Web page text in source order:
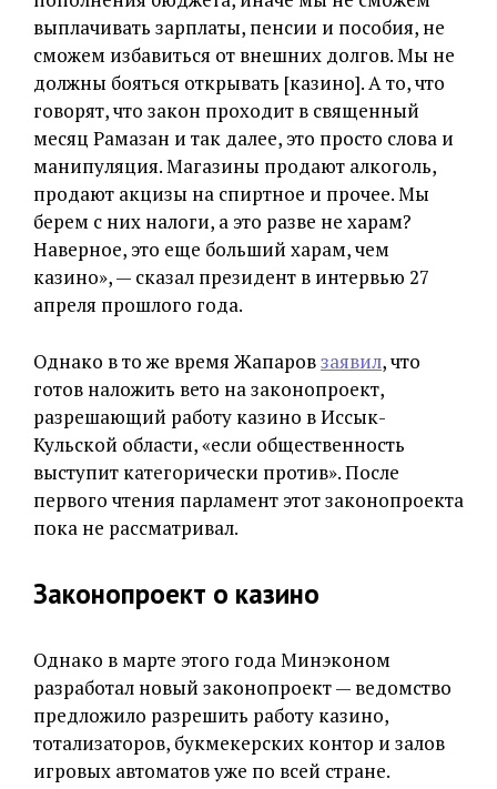
выплачивать зарплаты, пенсии и пособия, не
сможем избавиться от внешних долгов. Мы не
должны бояться открывать [казино]. А то, что
говорят, что закон проходит в священный
месяц Рамазан и так далее, это просто слова и
манипуляция. Магазины продают алкоголь,
продают акцизы на спиртное и прочее. Мы
берем с них налоги, а это разве не харам?
Наверное, это еще больший харам, чем
казино», — сказал президент в интервью 27
апреля прошлого года.
Однако в то же время Жапаровзаявил, что
готов наложить вето на законопроект,
разрешающий работу казино в Иссык-
Кульской области, «если общественность
выступит категорически против». После
первого чтения парламент этот законопроекта
пока не рассматривал.
Законопроект о казино
Однако в марте этого года Минэконом
разработал новый законопроект — ведомство
предложило разрешить работу казино,
тотализаторов, букмекерских контор и залов
игровых автоматов уже по всей стране.